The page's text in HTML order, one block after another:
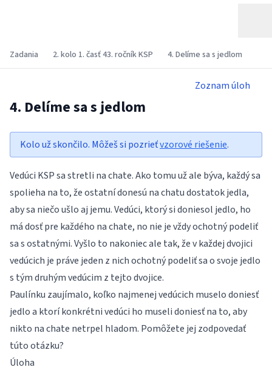
Zadania 2. kolo 1. časť 43. ročník KSP 4. Delíme sa s jedlom
Zoznam úloh
4. Delíme sa s jedlom
Kolo už skončilo. Môžeš si pozrieťvzorové riešenie.
Vedúci KSP sa stretli na chate. Ako tomu už ale býva, každý sa
spolieha na to, že ostatní donesú na chatu dostatok jedla,
aby sa niečo ušlo aj jemu. Vedúci, ktorý si doniesol jedlo, ho
má dosť pre každého na chate, no nie je vždy ochotný podeliť
sa s ostatnými. Vyšlo to nakoniec ale tak, že v každej dvojici
vedúcich je práve jeden z nich ochotný podeliť sa o svoje jedlo
s tým druhým vedúcim z tejto dvojice.
Paulínku zaujímalo, koľko najmenej vedúcich muselo doniesť
jedlo a ktorí konkrétni vedúci ho museli doniesť na to, aby
nikto na chate netrpel hladom. Pomôžete jej zodpovedať
túto otázku?
Úloha